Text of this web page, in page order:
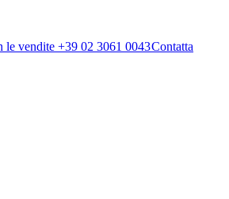
le vendite +39 02 3061 0043​​Contatta